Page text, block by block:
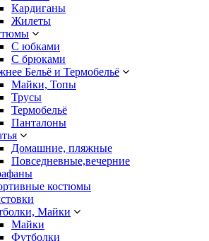
Кардиганы
Жилеты
С юбками
С брюками
Бельё и Термобельё
Майки, Топы
Трусы
Термобельё
Панталоны
Домашние, пляжные
Повседневные,вечерние
костюмы
Майки
Майки
Футболки